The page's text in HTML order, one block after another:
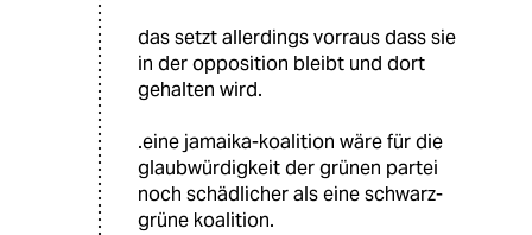
das setzt allerdings vorraus dass sie
in der opposition bleibt und dort
gehalten wird.
.eine jamaika-koalition wäre für die
glaubwürdigkeit der grünen partei
noch schädlicher als eine schwarz-
grüne koalition.